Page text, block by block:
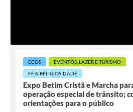
ECOS
EVENTOS, LAZER E TURISMO
FÉ & RELIGIOSIDADE
Expo Betim Cristã e Marcha
operação especial de trânsito;
orientações para o público